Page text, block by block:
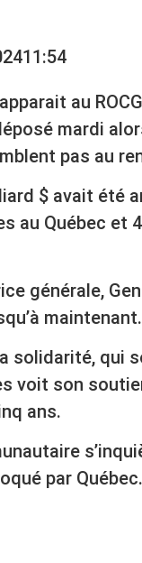
11:54
au
mardi
pas au
$ avait été
au Québec et
générale,
maintenant.
solidarité, qui
voit son
ans.
par Québec.